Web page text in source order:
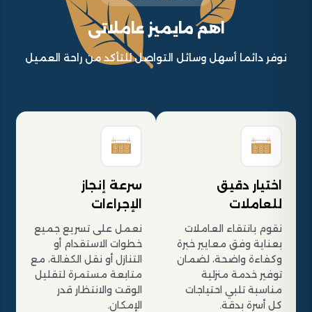
اهم مايميز عاملاتى
نوفر دائما أسهل وسائل التواصل للتأكد من راحة العميل
اختيار دقيق
للعاملات
نقوم بانتقاء العاملات
بعناية وفق معايير خبرة
وكفاءة واضحة، لضمان
توفير خدمة منزلية
مناسبة تلبي احتياجات
كل أسرة بدقة.
سرعة إنجاز
الإجراءات
نعمل على تسريع جميع
خطوات الاستقدام أو
التنازل أو نقل الكفالة، مع
متابعة مستمرة لتقليل
الوقت والانتظار قدر
الإمكان.